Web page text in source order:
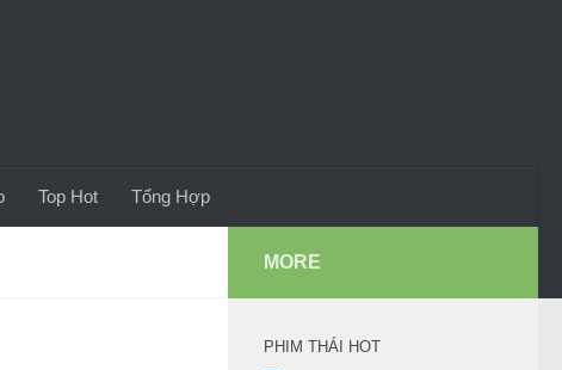
Top Hot Tổng Hợp
MORE
PHIM THÁI HOT